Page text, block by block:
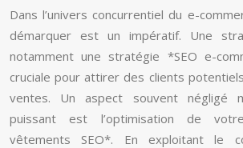
Dans l’univers concurrentiel du e-
démarquer est un impératif. Une
notamment une stratégie *SEO e-
cruciale pour attirer des clients
ventes. Un aspect souvent négligé
puissant est l’optimisation de
vêtements SEO*. En exploitant le